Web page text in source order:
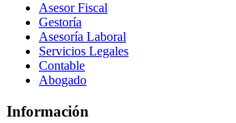
Asesor Fiscal
Gestoría
Asesoría Laboral
Servicios Legales
Contable
Abogado
Información